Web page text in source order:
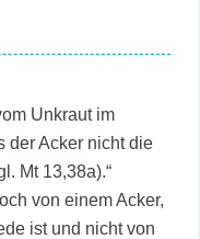
Unkraut im
der Acker nicht die
Mt 13,38a).“
von einem Acker,
ist und nicht von